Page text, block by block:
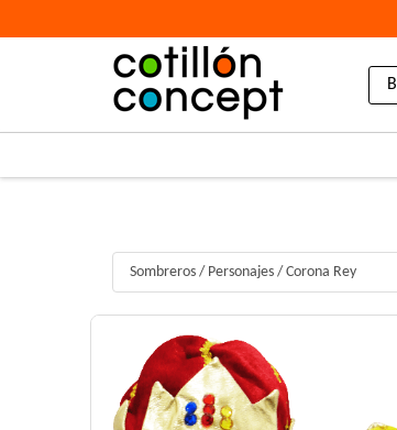
Sombreros / Personajes / Corona Rey